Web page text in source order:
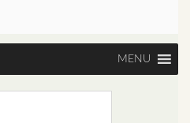
MENU